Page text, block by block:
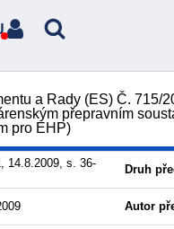
a Rady (ES) Č. 715/
přepravním
pro EHP)
14.8.2009, s. 36-
Druh
Autor